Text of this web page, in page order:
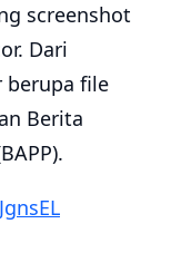
screenshot
Dari
berupa file
Berita